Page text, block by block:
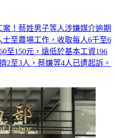
！蔡姓男子等人涉嫌媒介逾期
至農場工作，收取每人6千至6
至150元，遠低於基本工資196
2至3人，蔡嫌等4人已遭起訴。